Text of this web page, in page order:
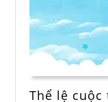
Thể lệ cuộc